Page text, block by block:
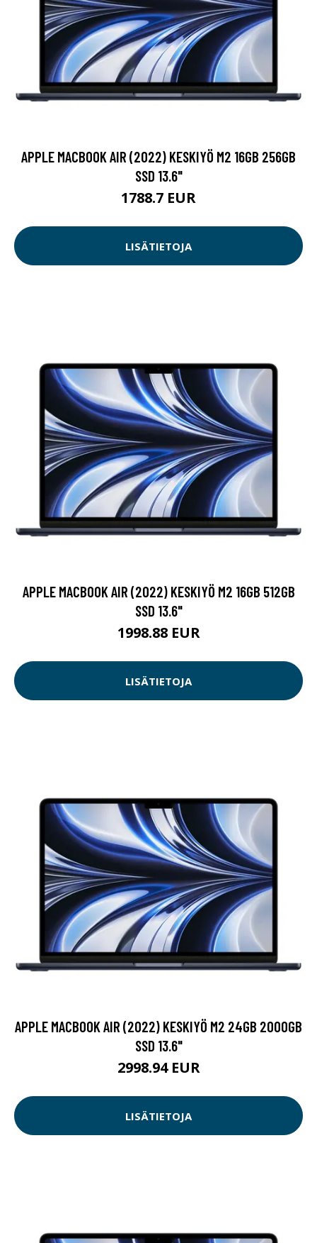
APPLE MACBOOK AIR (2022) KESKIYÖ M2 16GB 256GB
SSD 13.6"
1788.7 EUR
LISÄTIETOJA
APPLE MACBOOK AIR (2022) KESKIYÖ M2 16GB 512GB
SSD 13.6"
1998.88 EUR
LISÄTIETOJA
APPLE MACBOOK AIR (2022) KESKIYÖ M2 24GB 2000GB
SSD 13.6"
2998.94 EUR
LISÄTIETOJA